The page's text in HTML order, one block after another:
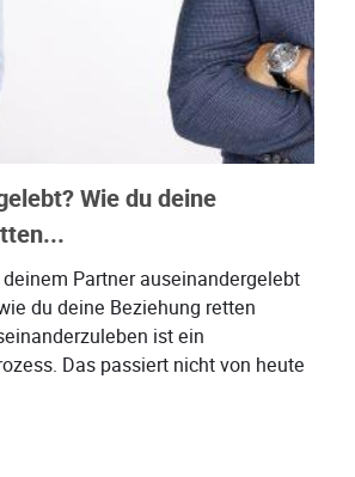
Wie du deine
Partner auseinandergelebt
du deine Beziehung retten
ist ein
Das passiert nicht von heute